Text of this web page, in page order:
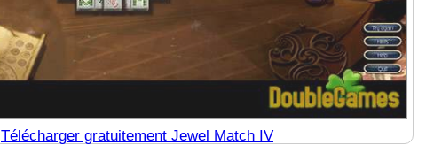
Télécharger gratuitement Jewel Match IV